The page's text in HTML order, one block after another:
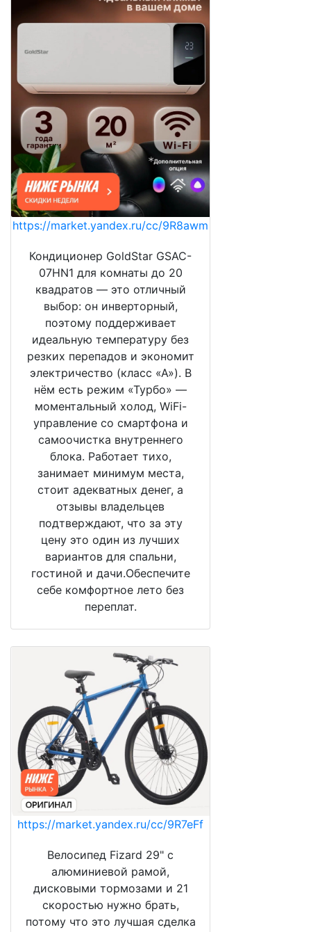
https://market.yandex.ru/cc/9R8awm
Кондиционер GoldStar GSAC-
07HN1 для комнаты до 20
квадратов — это отличный
выбор: он инверторный,
поэтому поддерживает
идеальную температуру без
резких перепадов и экономит
электричество (класс «А»). В
нём есть режим «Турбо» —
моментальный холод, WiFi-
управление со смартфона и
самоочистка внутреннего
блока. Работает тихо,
занимает минимум места,
стоит адекватных денег, а
отзывы владельцев
подтверждают, что за эту
цену это один из лучших
вариантов для спальни,
гостиной и дачи.Обеспечите
себе комфортное лето без
переплат.
https://market.yandex.ru/cc/9R7eFf
Велосипед Fizard 29" с
алюминиевой рамой,
дисковыми тормозами и 21
скоростью нужно брать,
потому что это лучшая сделка